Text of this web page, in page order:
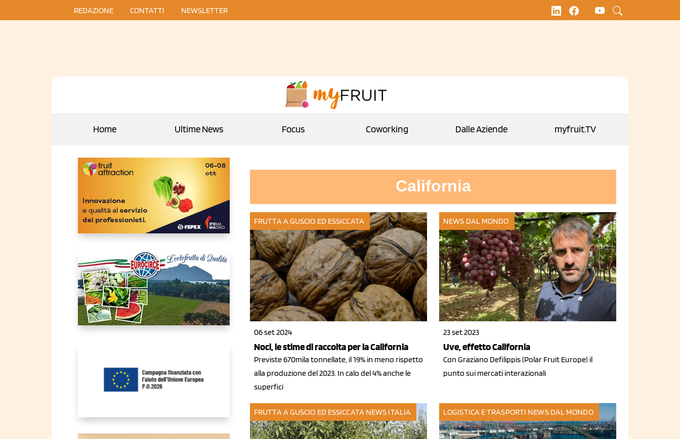
REDAZIONE CONTATTI NEWSLETTER
Home Ultime News Focus Coworking Dalle Aziende myfruit.TV
California
FRUTTA A GUSCIO ED ESSICCATA
06 set 2024
Noci, le stime di raccolta per la California
Previste 670mila tonnellate, il 19% in meno rispetto
alla produzione del 2023. In calo del 4% anche le
superfici
NEWS DAL MONDO
23 set 2023
Uve, effetto California
Con Graziano Defilippis (Polar Fruit Europe) il
punto sui mercati interazionali
FRUTTA A GUSCIO ED ESSICCATA NEWS ITALIA LOGISTICA E TRASPORTI NEWS DAL MONDO